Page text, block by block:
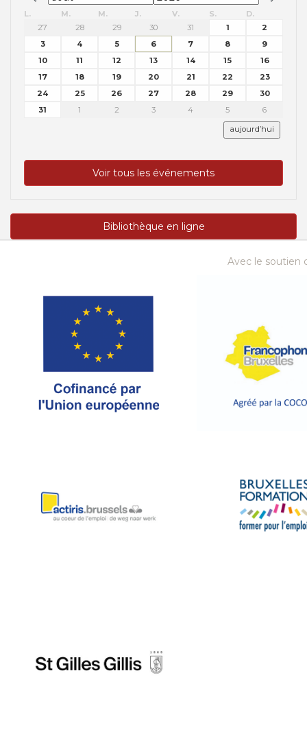
L. M. M. J. V. S.
D.
27
28 29 30 31 1
2
3
4 5 6 7 8
9
10
11 12 13 14 15
16
17
18 19 20 21 22
23
24
25 26 27 28 29
30
31
1 2 3 4 5 6
aujourd’hui
Voir tous les événements
Bibliothèque en ligne
Avec le soutien